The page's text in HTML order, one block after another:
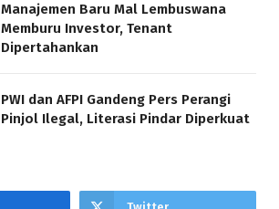
Manajemen Baru Mal Lembuswana
Memburu Investor, Tenant
Dipertahankan
PWI dan AFPI Gandeng Pers Perangi
Pinjol Ilegal, Literasi Pindar Diperkuat